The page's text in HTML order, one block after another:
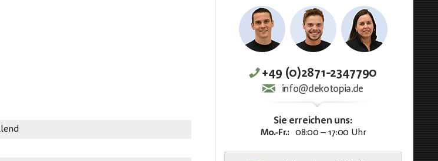
+49 (0)2871-2347790
info@dekotopia.de
Sie erreichen uns:
Mo.-Fr.: 08:00 – 17:00 Uhr